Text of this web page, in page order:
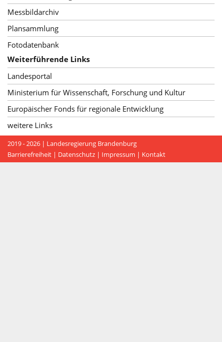
Messbildarchiv
Plansammlung
Fotodatenbank
Weiterführende Links
Landesportal
Ministerium für Wissenschaft, Forschung und Kultur
Europäischer Fonds für regionale Entwicklung
weitere Links
2019 - 2026 | Landesregierung Brandenburg
Barrierefreiheit | Datenschutz | Impressum | Kontakt